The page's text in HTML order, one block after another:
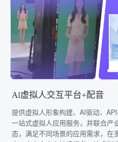
Al虚拟人交互平台+配音
提供虚拟人形象构建、AI驱动、
一站式虚拟人应用服务，并联合产
态，满足不同场景的应用需求，在